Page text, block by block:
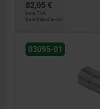
82,05 €
hors TVA
hors frais d’envoi
03095-01